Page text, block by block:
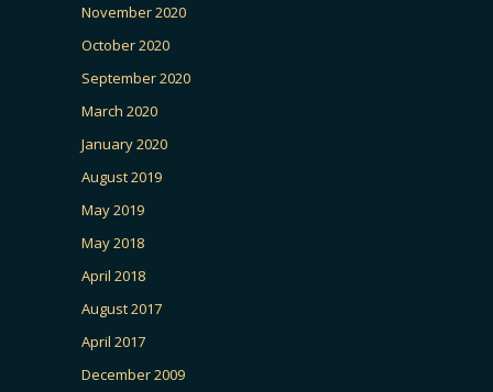
November 2020
October 2020
September 2020
March 2020
January 2020
August 2019
May 2019
May 2018
April 2018
August 2017
April 2017
December 2009